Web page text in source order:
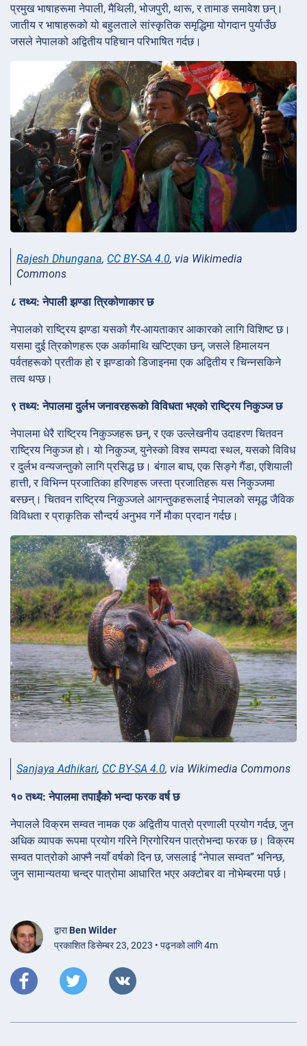
प्रमुख भाषाहरूमा नेपाली, मैथिली, भोजपुरी, थारू, र तामाङ समावेश छन्।
जातीय र भाषाहरूको यो बहुलताले सांस्कृतिक समृद्धिमा योगदान पुर्याउँछ
जसले नेपालको अद्वितीय पहिचान परिभाषित गर्दछ।
Rajesh Dhungana, CC BY-SA 4.0, via Wikimedia
Commons
८ तथ्य: नेपाली झण्डा त्रिकोणाकार छ
नेपालको राष्ट्रिय झण्डा यसको गैर-आयताकार आकारको लागि विशिष्ट छ।
यसमा दुई त्रिकोणहरू एक अर्कामाथि खप्टिएका छन्, जसले हिमालयन
पर्वतहरूको प्रतीक हो र झण्डाको डिजाइनमा एक अद्वितीय र चिन्नसकिने
तत्व थप्छ।
९ तथ्य: नेपालमा दुर्लभ जनावरहरूको विविधता भएको राष्ट्रिय निकुञ्ज छ
नेपालमा धेरै राष्ट्रिय निकुञ्जहरू छन्, र एक उल्लेखनीय उदाहरण चितवन
राष्ट्रिय निकुञ्ज हो। यो निकुञ्ज, युनेस्को विश्व सम्पदा स्थल, यसको विविध
र दुर्लभ वन्यजन्तुको लागि प्रसिद्ध छ। बंगाल बाघ, एक सिङ्गे गैंडा, एशियाली
हात्ती, र विभिन्न प्रजातिका हरिणहरू जस्ता प्रजातिहरू यस निकुञ्जमा
बस्छन्। चितवन राष्ट्रिय निकुञ्जले आगन्तुकहरूलाई नेपालको समृद्ध जैविक
विविधता र प्राकृतिक सौन्दर्य अनुभव गर्ने मौका प्रदान गर्दछ।
Sanjaya Adhikari, CC BY-SA 4.0, via Wikimedia Commons
१० तथ्य: नेपालमा तपाईंको भन्दा फरक वर्ष छ
नेपालले विक्रम सम्वत नामक एक अद्वितीय पात्रो प्रणाली प्रयोग गर्दछ, जुन
अधिक व्यापक रूपमा प्रयोग गरिने ग्रिगोरियन पात्रोभन्दा फरक छ। विक्रम
सम्वत पात्रोको आफ्नै नयाँ वर्षको दिन छ, जसलाई “नेपाल सम्वत” भनिन्छ,
जुन सामान्यतया चन्द्र पात्रोमा आधारित भएर अक्टोबर वा नोभेम्बरमा पर्छ।
द्वाराBen Wilder
प्रकाशित डिसेम्बर 23, 2023 • पढ्नको लागि 4m